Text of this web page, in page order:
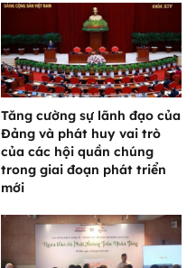
Tăng cường sự lãnh đạo của
Đảng và phát huy vai trò
của các hội quần chúng
trong giai đoạn phát triển
mới